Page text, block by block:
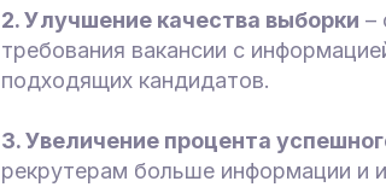
2. Улучшение качества выборки –
требования вакансии с
подходящих кандидатов.
3. Увеличение процента
рекрутерам больше информации и